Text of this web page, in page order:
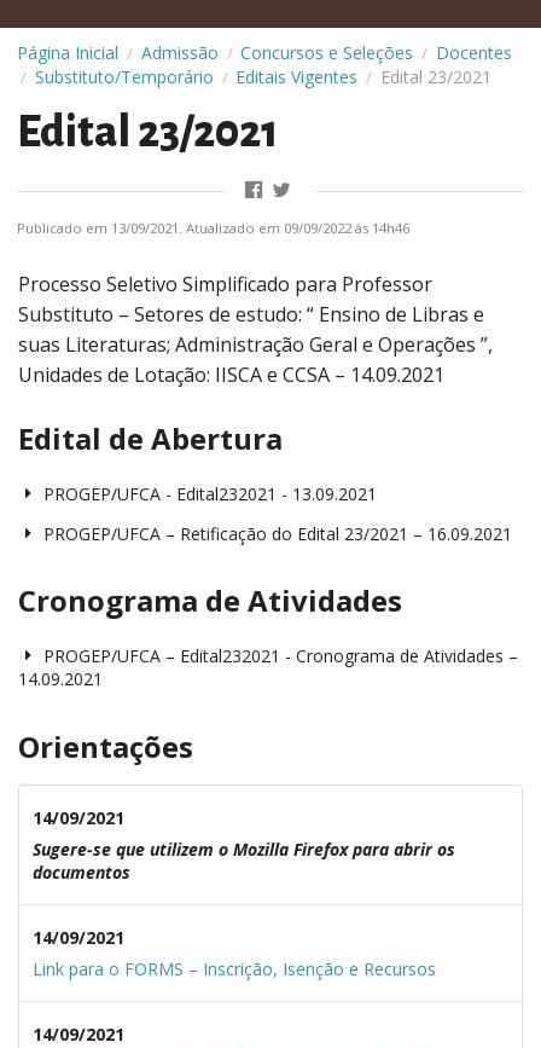
Página Inicial / Admissão / Concursos e Seleções / Docentes
/ Substituto/Temporário / Editais Vigentes / Edital 23/2021
Edital 23/2021
Publicado em 13/09/2021. Atualizado em 09/09/2022 às 14h46
Processo Seletivo Simplificado para Professor
Substituto – Setores de estudo: “ Ensino de Libras e
suas Literaturas; Administração Geral e Operações ”,
Unidades de Lotação: IISCA e CCSA – 14.09.2021
Edital de Abertura
PROGEP/UFCA - Edital232021 - 13.09.2021
PROGEP/UFCA – Retificação do Edital 23/2021 – 16.09.2021
Cronograma de Atividades
PROGEP/UFCA – Edital232021 - Cronograma de Atividades –
14.09.2021
Orientações
14/09/2021
Sugere-se que utilizem o Mozilla Firefox para abrir os
documentos
14/09/2021
Link para o FORMS – Inscrição, Isenção e Recursos
14/09/2021